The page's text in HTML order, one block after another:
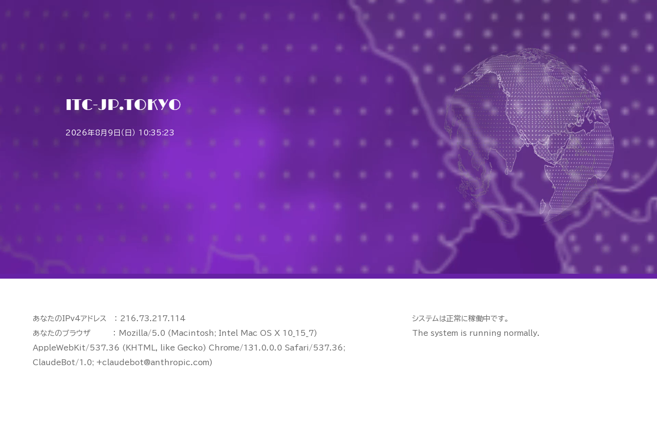
2026年8月9日（日） 10:35:23
システムは正常に稼働中です。
The system is running normally.
あなたのIPv4アドレス ： 216.73.217.114
あなたのブラウザ ： Mozilla/5.0 (Macintosh; Intel Mac OS X 10_15_7)
AppleWebKit/537.36 (KHTML, like Gecko) Chrome/131.0.0.0 Safari/537.36;
ClaudeBot/1.0; +claudebot@anthropic.com)